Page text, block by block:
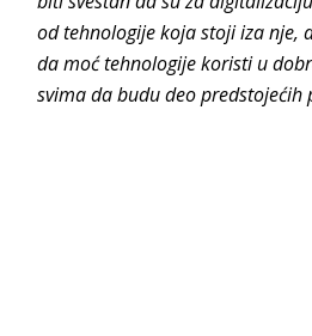
od tehnologije koja stoji iza nje,
da moć tehnologije koristi u
svima da budu deo predstojećih